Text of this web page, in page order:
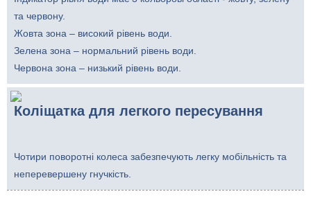
та червону.
Жовта зона – високий рівень води.
Зелена зона – нормальний рівень води.
Червона зона – низький рівень води.
Коліщатка для легкого пересування
Чотири поворотні колеса забезпечують легку мобільність та
неперевершену гнучкість.